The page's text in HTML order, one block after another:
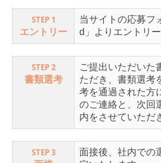
STEP 1
エントリー
当サイトの応募フ
d」よりエントリ
STEP 2
書類選考
ご提出いただいた
ただき、書類選考
考を通過された方
のご連絡と、次回
内をさせていただ
STEP 3
面接後、社内での